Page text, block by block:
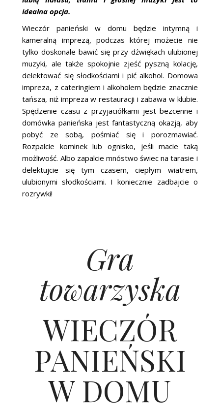
idealna opcja.
Wieczór panieński w domu będzie intymną i
kameralną imprezą, podczas której możecie nie
tylko doskonale bawić się przy dźwiękach ulubionej
muzyki, ale także spokojnie zjeść pyszną kolację,
delektować się słodkościami i pić alkohol. Domowa
impreza, z cateringiem i alkoholem będzie znacznie
tańsza, niż impreza w restauracji i zabawa w klubie.
Spędzenie czasu z przyjaciółkami jest bezcenne i
domówka panieńska jest fantastyczną okazją, aby
pobyć ze sobą, pośmiać się i porozmawiać.
Rozpalcie kominek lub ognisko, jeśli macie taką
możliwość. Albo zapalcie mnóstwo świec na tarasie i
delektujcie się tym czasem, ciepłym wiatrem,
ulubionymi słodkościami. I koniecznie zadbajcie o
rozrywki!
Gra
towarzyska
WIECZÓR
PANIEŃSKI
W DOMU